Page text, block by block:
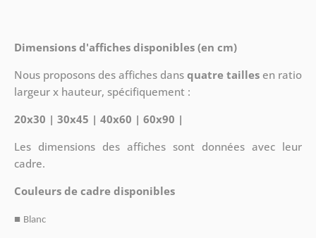
Dimensions d'affiches disponibles (en cm)
Nous proposons des affiches dansquatre tailles en ratio
largeur x hauteur, spécifiquement :
20x30 | 30x45 | 40x60 | 60x90 |
Les dimensions des affiches sont données avec leur
cadre.
Couleurs de cadre disponibles
■ Blanc